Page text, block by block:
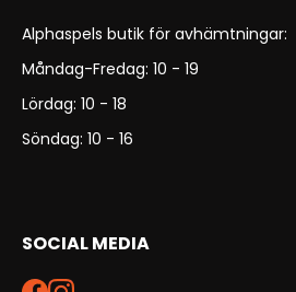
Alphaspels butik för avhämtningar:
Måndag-Fredag: 10 - 19
Lördag: 10 - 18
Söndag: 10 - 16
SOCIAL MEDIA